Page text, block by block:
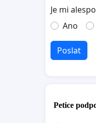
Je mi
Ano
Poslat
Petice